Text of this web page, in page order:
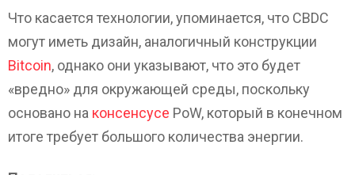
Что касается технологии, упоминается, что CBDC
могут иметь дизайн, аналогичный конструкции
Bitcoin, однако они указывают, что это будет
«вредно» для окружающей среды, поскольку
основано на консенсусе PoW, который в конечном
итоге требует большого количества энергии.